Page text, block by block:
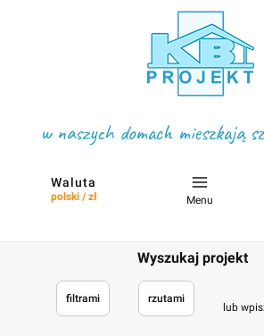
w naszych domach mieszkają
Waluta
polski / zł Menu
Wyszukaj projekt
filtrami rzutami
lub